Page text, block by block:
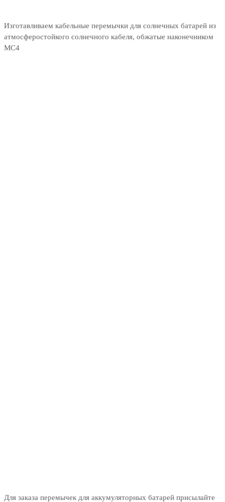
Изготавливаем кабельные перемычки для солнечных батарей из
атмосферостойкого солнечного кабеля, обжатые наконечником
МС4
Для заказа перемычек для аккумуляторных батарей присылайте